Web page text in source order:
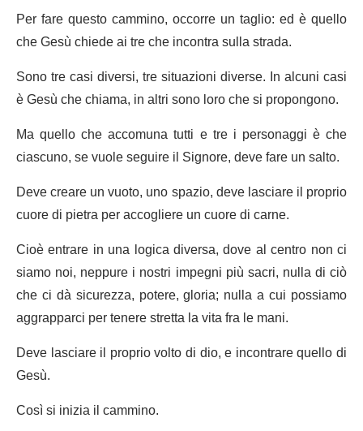
Per fare questo cammino, occorre un taglio: ed è quello
che Gesù chiede ai tre che incontra sulla strada.
Sono tre casi diversi, tre situazioni diverse. In alcuni casi
è Gesù che chiama, in altri sono loro che si propongono.
Ma quello che accomuna tutti e tre i personaggi è che
ciascuno, se vuole seguire il Signore, deve fare un salto.
Deve creare un vuoto, uno spazio, deve lasciare il proprio
cuore di pietra per accogliere un cuore di carne.
Cioè entrare in una logica diversa, dove al centro non ci
siamo noi, neppure i nostri impegni più sacri, nulla di ciò
che ci dà sicurezza, potere, gloria; nulla a cui possiamo
aggrapparci per tenere stretta la vita fra le mani.
Deve lasciare il proprio volto di dio, e incontrare quello di
Gesù.
Così si inizia il cammino.